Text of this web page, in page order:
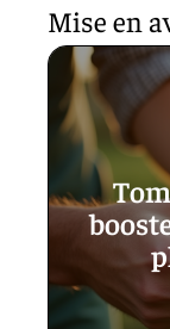
Mise en